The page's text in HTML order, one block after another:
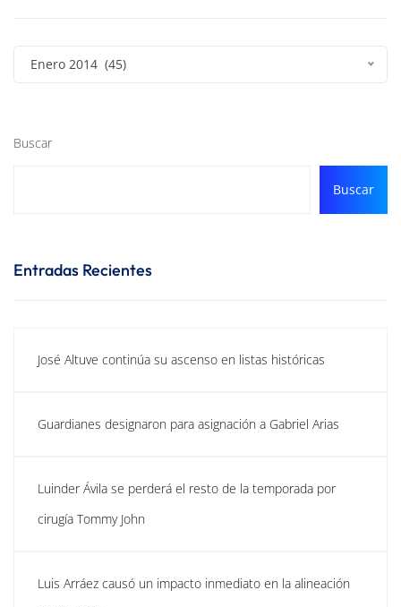
Enero 2014 (45)
Buscar
Buscar
Entradas Recientes
José Altuve continúa su ascenso en listas históricas
Guardianes designaron para asignación a Gabriel Arias
Luinder Ávila se perderá el resto de la temporada por
cirugía Tommy John
Luis Arráez causó un impacto inmediato en la alineación